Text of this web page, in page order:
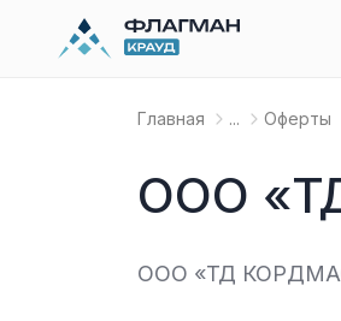
Главная ... Оферты
OOO
OOO «ТД